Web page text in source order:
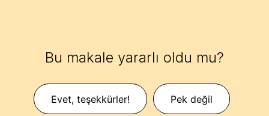
Bu makale yararlı oldu mu?
Evet, teşekkürler! Pek değil